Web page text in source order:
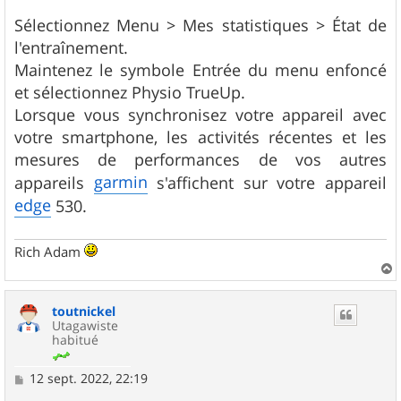
Sélectionnez Menu > Mes statistiques > État de
l'entraînement.
Maintenez le symbole Entrée du menu enfoncé
et sélectionnez Physio TrueUp.
Lorsque vous synchronisez votre appareil avec
votre smartphone, les activités récentes et les
mesures de performances de vos autres
appareils garmin s'affichent sur votre appareil
edge 530.
Rich Adam
a
toutnickel
Utagawiste
habitué
M12 sept. 2022, 22:19